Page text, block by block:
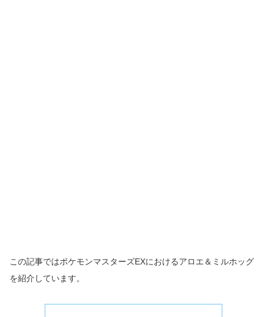
この記事ではポケモンマスターズEXにおけるアロエ＆ミルホッグ
を紹介しています。